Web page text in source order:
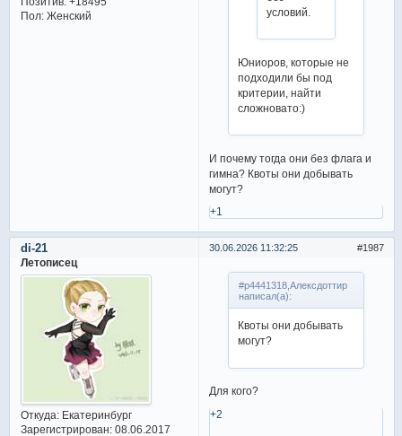
Пол:Женский
условий.
Юниоров, которые не
подходили бы под
критерии, найти
сложновато:)
И почему тогда они без флага и
гимна? Квоты они добывать
могут?
+1
1987
30.06.2026 11:32:25
di-21
Летописец
Откуда:Екатеринбург
Зарегистрирован: 08.06.2017
#p4441318,Алексдоттир
написал(а):
Квоты они добывать
могут?
Для кого?
+2